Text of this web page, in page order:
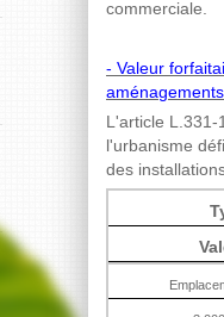
commerciale.
- Valeur
L'article L.331-
l'urbanisme
des